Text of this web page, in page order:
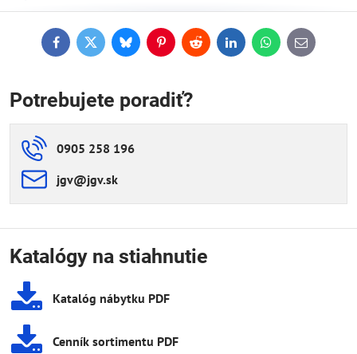
FacebookTwitterBlueskyPinterestReddit LinkedInWhatsApp
E-
mail
Potrebujete poradiť?
0905 258 196
jgv​@jgv​.sk
Katalógy na stiahnutie
Katalóg nábytku PDF
Cenník sortimentu PDF